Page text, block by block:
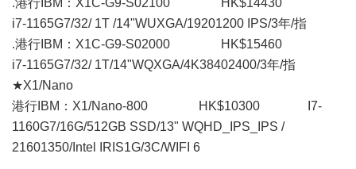
.港行IBM：X1C-G9-S02100 HK$14430
i7-1165G7/32/ 1T /14"WUXGA/19201200 IPS/3年/指
.港行IBM：X1C-G9-S02000 HK$15460
i7-1165G7/32/ 1T/14"WQXGA/4K38402400/3年/指
★X1/Nano
港行IBM：X1/Nano-800 HK$10300 I7-
1160G7/16G/512GB SSD/13" WQHD_IPS_IPS /
21601350/Intel IRIS1G/3C/WIFI 6